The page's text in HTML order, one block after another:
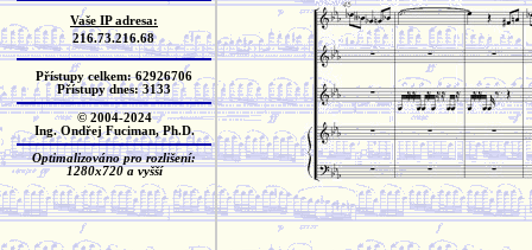
Vaše IP adresa:
216.73.216.68
Přístupy celkem: 62926706
Přístupy dnes: 3133
© 2004-2024
Ing. Ondřej Fuciman, Ph.D.
Optimalizováno pro rozlišení:
1280x720 a vyšší